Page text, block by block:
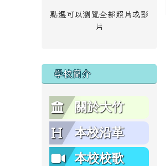
點選可以瀏覽全部照片或影
片
學校簡介
關於大竹
本校沿革
本校校歌